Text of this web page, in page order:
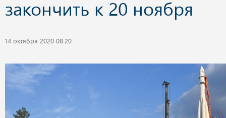
закончить к 20 ноября
14 октября 2020 08:20